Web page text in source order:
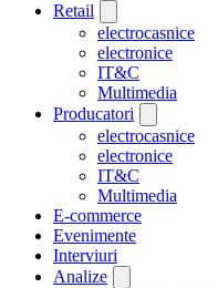
Retail
electrocasnice
electronice
IT&C
Multimedia
Producatori
electrocasnice
electronice
IT&C
Multimedia
E-commerce
Evenimente
Interviuri
Analize